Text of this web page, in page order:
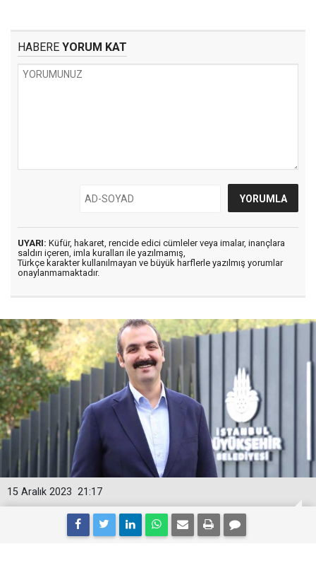
HABERE YORUM KAT
UYARI: Küfür, hakaret, rencide edici cümleler veya imalar, inançlara
saldırı içeren, imla kuralları ile yazılmamış,
Türkçe karakter kullanılmayan ve büyük harflerle yazılmış yorumlar
onaylanmamaktadır.
21:17
15 Aralık 2023